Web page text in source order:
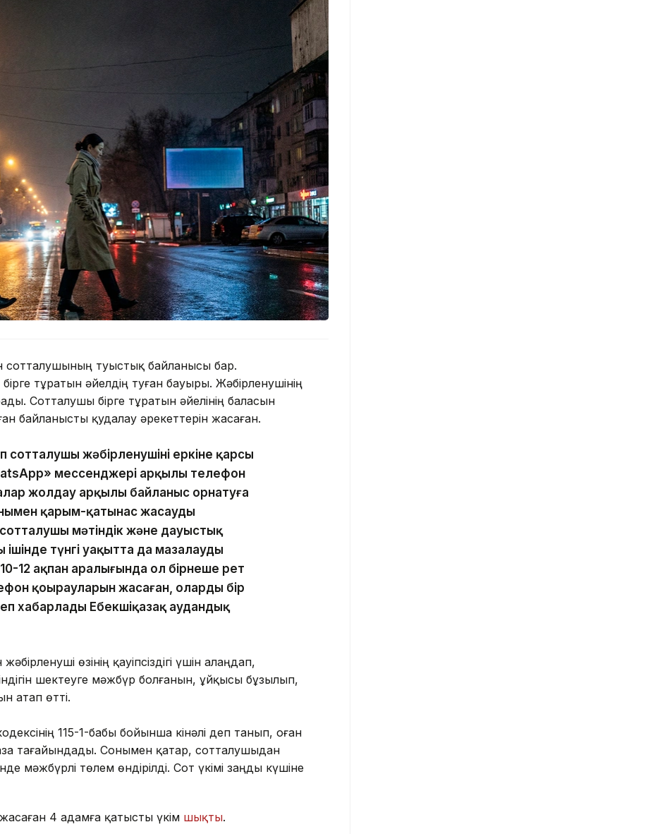
сотталушының туыстық байланысы бар.
тұратын әйелдің туған бауыры. Жәбірленушінің
Сотталушы бірге тұратын әйелінің баласын
байланысты қудалау әрекеттерін жасаған.
сотталушы жәбірленушінің еркіне қарсы
мессенджері арқылы телефон
жолдау арқылы байланыс орнатуға
қарым-қатынас жасауды
мәтіндік және дауыстық
ішінде түнгі уақытта да мазалауды
12 ақпан аралығында ол бірнеше рет
қоңырауларын жасаған, олардың бір
хабарлады Еңбекшіқазақ аудандық
өзінің қауіпсіздігі үшін алаңдап,
шектеуге мәжбүр болғанын, ұйқысы бұзылып,
атап өтті.
115-1-бабы бойынша кінәлі деп танып, оған
тағайындады. Сонымен қатар, сотталушыдан
мәжбүрлі төлем өндірілді. Сот үкімі заңды күшіне
4 адамға қатысты үкім шықты.